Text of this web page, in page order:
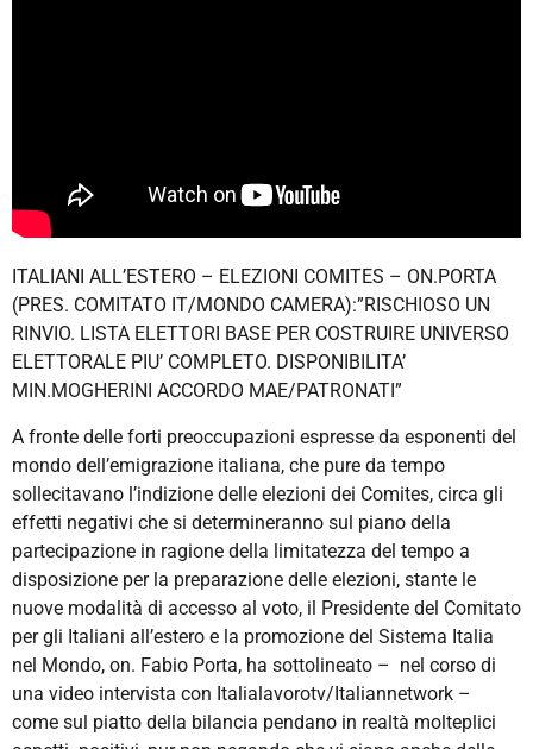
ITALIANI ALL’ESTERO – ELEZIONI COMITES – ON.PORTA
(PRES. COMITATO IT/MONDO CAMERA):”RISCHIOSO UN
RINVIO. LISTA ELETTORI BASE PER COSTRUIRE UNIVERSO
ELETTORALE PIU’ COMPLETO. DISPONIBILITA’
MIN.MOGHERINI ACCORDO MAE/PATRONATI”
A fronte delle forti preoccupazioni espresse da esponenti del
mondo dell’emigrazione italiana, che pure da tempo
sollecitavano l’indizione delle elezioni dei Comites, circa gli
effetti negativi che si determineranno sul piano della
partecipazione in ragione della limitatezza del tempo a
disposizione per la preparazione delle elezioni, stante le
nuove modalità di accesso al voto, il Presidente del Comitato
per gli Italiani all’estero e la promozione del Sistema Italia
nel Mondo, on. Fabio Porta, ha sottolineato – nel corso di
una video intervista con Italialavorotv/Italiannetwork –
come sul piatto della bilancia pendano in realtà molteplici